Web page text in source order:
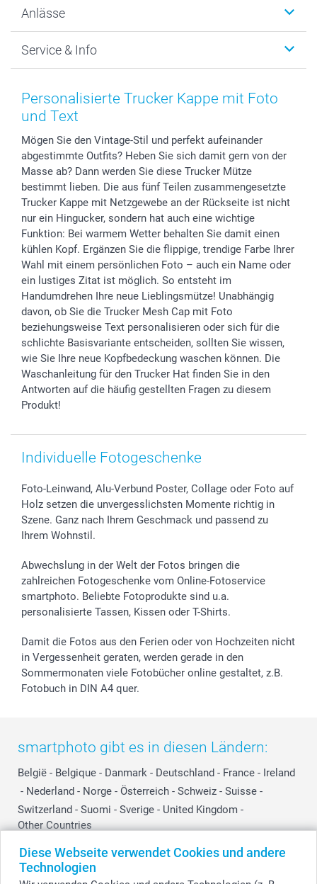
Diese Webseite verwendet Cookies und andere
Technologien
MyNameBook
Fotoabzüge, Fotos als Buch & Poster
Zubehör & Material
Foto-Kalender & Agenden
Geschenk-Gutscheine (PDF)
Warum smartphoto
Datenschutz
AGB
Impressum
Partnerprogramme
Investor Relations
B2B smartbusiness
Widerrufsrecht
Anlässe
Neujahr
Muttertag
Vatertag
Hochzeit
Geburtstag
Geburt
Zu allen Anlässen
Service & Info
Preise und Versandkosten
Lieferfristen
Zahlungsmöglichkeiten
Anmelden /Registrieren
Sitemap
Status der Bestellung
smartfriends
smartgarantie
smartbonus
Personalisierte Trucker Kappe mit Foto
und Text
Mögen Sie den Vintage-Stil und perfekt aufeinander
abgestimmte Outfits? Heben Sie sich damit gern von der
Masse ab? Dann werden Sie diese Trucker Mütze
bestimmt lieben. Die aus fünf Teilen zusammengesetzte
Trucker Kappe mit Netzgewebe an der Rückseite ist nicht
nur ein Hingucker, sondern hat auch eine wichtige
Funktion: Bei warmem Wetter behalten Sie damit einen
kühlen Kopf. Ergänzen Sie die flippige, trendige Farbe Ihrer
Wahl mit einem persönlichen Foto – auch ein Name oder
ein lustiges Zitat ist möglich. So entsteht im
Handumdrehen Ihre neue Lieblingsmütze! Unabhängig
davon, ob Sie die Trucker Mesh Cap mit Foto
beziehungsweise Text personalisieren oder sich für die
schlichte Basisvariante entscheiden, sollten Sie wissen,
wie Sie Ihre neue Kopfbedeckung waschen können. Die
Waschanleitung für den Trucker Hat finden Sie in den
Antworten auf die häufig gestellten Fragen zu diesem
Produkt!
Individuelle Fotogeschenke
Foto-Leinwand, Alu-Verbund Poster, Collage oder Foto auf
Holz setzen die unvergesslichsten Momente richtig in
Szene. Ganz nach Ihrem Geschmack und passend zu
Ihrem Wohnstil.
Abwechslung in der Welt der Fotos bringen die
zahlreichen Fotogeschenke vom Online-Fotoservice
smartphoto. Beliebte Fotoprodukte sind u.a.
personalisierte Tassen, Kissen oder T-Shirts.
Damit die Fotos aus den Ferien oder von Hochzeiten nicht
in Vergessenheit geraten, werden gerade in den
Sommermonaten viele Fotobücher online gestaltet, z.B.
Fotobuch in DIN A4 quer.
smartphoto gibt es in diesen Ländern:
België - Belgique - Danmark - Deutschland - France - Ireland
- Nederland - Norge - Österreich - Schweiz - Suisse -
Switzerland - Suomi - Sverige - United Kingdom -
Other Countries
Alle Preise verstehen sich in Schweizer Franken (CHF) inkl. MwSt. und zzgl.